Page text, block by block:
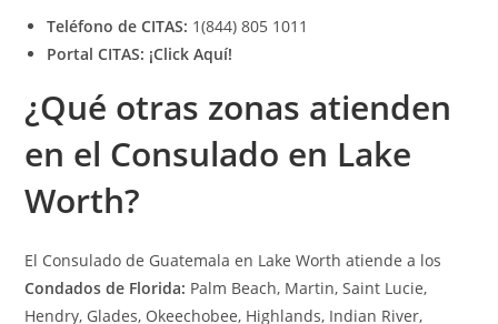
Teléfono de CITAS: 1(844) 805 1011
Portal CITAS: ¡Click Aquí!
¿Qué otras zonas atienden
en el Consulado en Lake
Worth?
El Consulado de Guatemala en Lake Worth atiende a los
Condados de Florida: Palm Beach, Martin, Saint Lucie,
Hendry, Glades, Okeechobee, Highlands, Indian River,